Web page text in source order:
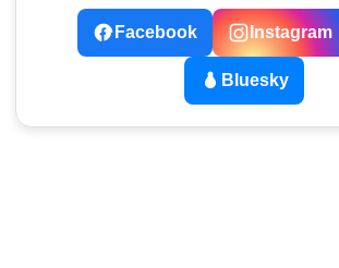
Facebook Instagram
Bluesky